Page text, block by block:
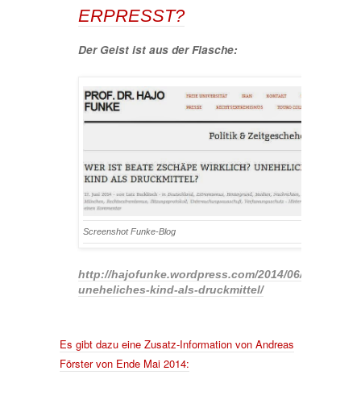
ERPRESST?
Der Geist ist aus der Flasche:
Screenshot Funke-Blog
http://hajofunke.wordpress.com/2014/06/17/wer-
uneheliches-kind-als-druckmittel/
Es gibt dazu eine Zusatz-Information von Andreas
Förster von Ende Mai 2014: